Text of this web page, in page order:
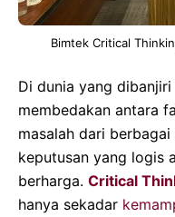
Bimtek Critical
Di dunia yang
membedakan antara
masalah dari
keputusan yang logis
berharga. Critical
hanya sekadar